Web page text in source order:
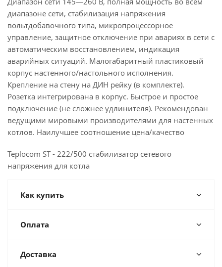
диапазоне сети, стабилизация напряжения
вольтдобавочного типа, микропроцессорное
управление, защитное отключение при авариях в сети с
автоматическим восстановлением, индикация
аварийных ситуаций. Малогабаритный пластиковый
корпус настенного/настольного исполнения.
Крепление на стену на ДИН рейку (в комплекте).
Розетка интегрирована в корпус. Быстрое и простое
подключение (не сложнее удлинителя). Рекомендован
ведущими мировыми производителями для настенных
котлов. Наилучшее соотношение цена/качество
Teplocom ST - 222/500 стабилизатор сетевого
напряжения для котла
Как купить
Оплата
Доставка